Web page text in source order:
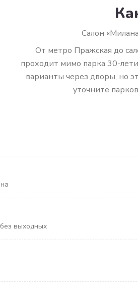
Салон
От метро Пражская до
проходит мимо парка 30-
варианты через дворы, но
уточните
выходных